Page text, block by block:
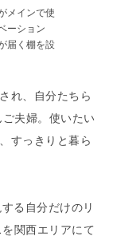
メインで使
ーション
届く棚を設
れ、自分たちら
夫婦。使いたい
すっきりと暮ら
る自分だけのリ
関西エリアにて